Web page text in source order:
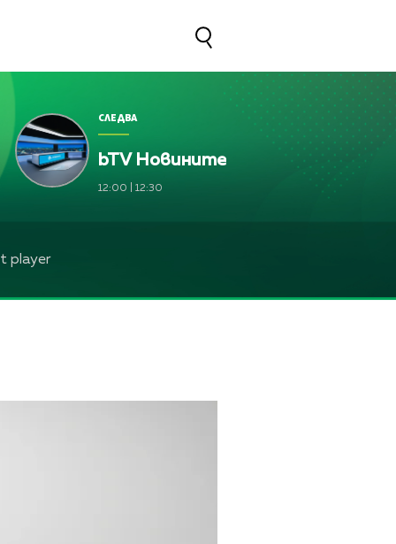
Жени Марчева и Диана Любенова
Жени Марчева и Диана Любенова
Жени Марчева и Диана Любенова
СЛЕДВА
bTV Новините
12:00 12:30
player